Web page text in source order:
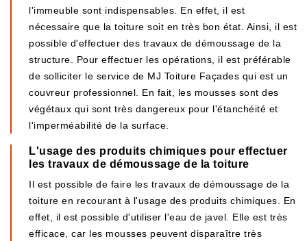
l'immeuble sont indispensables. En effet, il est
nécessaire que la toiture soit en très bon état. Ainsi, il est
possible d'effectuer des travaux de démoussage de la
structure. Pour effectuer les opérations, il est préférable
de solliciter le service de MJ Toiture Façades qui est un
couvreur professionnel. En fait, les mousses sont des
végétaux qui sont très dangereux pour l'étanchéité et
l'imperméabilité de la surface.
L'usage des produits chimiques pour effectuer
les travaux de démoussage de la toiture
Il est possible de faire les travaux de démoussage de la
toiture en recourant à l'usage des produits chimiques. En
effet, il est possible d'utiliser l'eau de javel. Elle est très
efficace, car les mousses peuvent disparaître très